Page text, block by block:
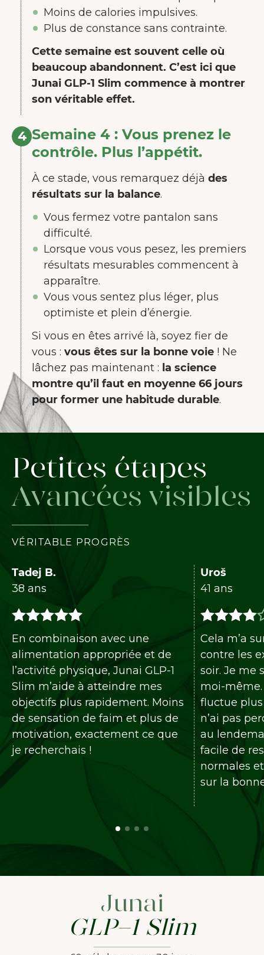
Moins de calories impulsives.
Plus de constance sans contrainte.
Cette semaine est souvent celle où
beaucoup abandonnent. C’est ici que
Junai GLP-1 Slim commence à montrer
son véritable effet.
4 Semaine 4 : Vous prenez le
contrôle. Plus l’appétit.
À ce stade, vous remarquez déjà des
résultats sur la balance.
Vous fermez votre pantalon sans
difficulté.
Lorsque vous vous pesez, les premiers
résultats mesurables commencent à
apparaître.
Vous vous sentez plus léger, plus
optimiste et plein d’énergie.
Si vous en êtes arrivé là, soyez fier de
vous : vous êtes sur la bonne voie ! Ne
lâchez pas maintenant : la science
montre qu’il faut en moyenne 66 jours
pour former une habitude durable.
Petites étapes
Avancées visibles
VÉRITABLE PROGRÈS
Tadej B.
38 ans
En combinaison avec une
alimentation appropriée et de
l’activité physique, Junai GLP-1
Slim m’aide à atteindre mes
objectifs plus rapidement. Moins
de sensation de faim et plus de
motivation, exactement ce que
je recherchais !
Uroš
41 ans
Cela m’a
contre les
soir. Je me
moi-même.
fluctue plus
n’ai pas
au
facile de
normales et
sur la bonne
Junai
GLP-1 Slim
utilisateur.En savoir plus sur les
cookies
Tout accepter
Accepter seulement les
essentiels